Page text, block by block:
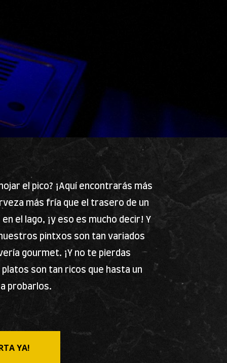
el pico? ¡Aquí encontrarás más
más fría que el trasero de un
el lago, ¡y eso es mucho decir! Y
pintxos son tan variados
gourmet. ¡Y no te pierdas
son tan ricos que hasta un
probarlos.
YA!